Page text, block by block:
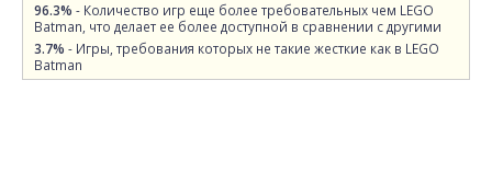
96.3% - Количество игр еще более требовательных чем LEGO
Batman, что делает ее более доступной в сравнении с другими
3.7% - Игры, требования которых не такие жесткие как в LEGO
Batman